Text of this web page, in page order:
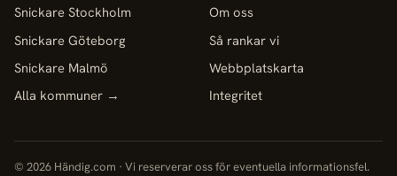
Snickare Stockholm
Snickare Göteborg
Snickare Malmö
Alla kommuner →
Om oss
Så rankar vi
Webbplatskarta
Integritet
© 2026 Händig.com · Vi reserverar oss för eventuella informationsfel.